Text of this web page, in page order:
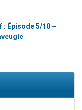
: Épisode 5/10 –